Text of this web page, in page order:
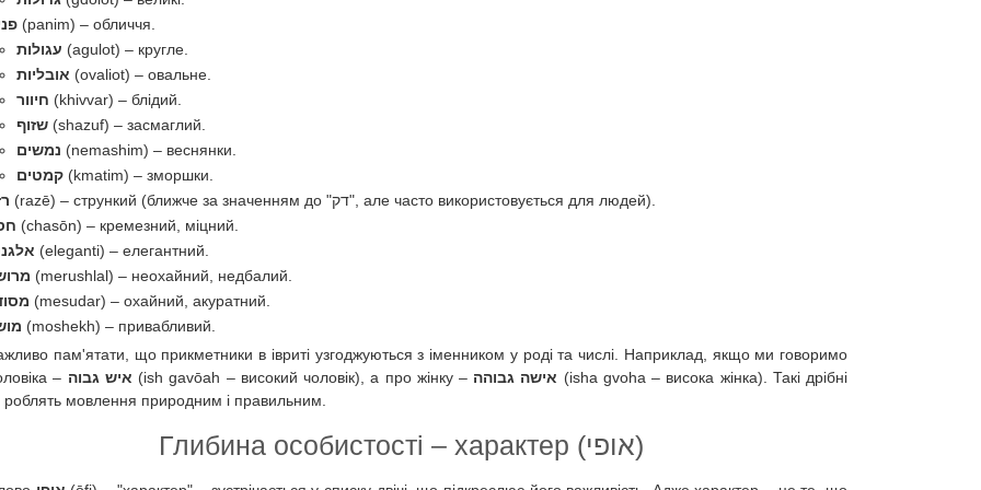
(panim) – обличчя.
עגולות (agulot) – кругле.
אובליות (ovaliot) – овальне.
חיוור (khivvar) – блідий.
שזוף (shazuf) – засмаглий.
נמשים (nemashim) – веснянки.
קמטים (kmatim) – зморшки.
(razē) – стрункий (ближче за значенням до "דק", але часто використовується для людей).
(chasōn) – кремезний, міцний.
(eleganti) – елегантний.
(merushlal) – неохайний, недбалий.
(mesudar) – охайний, акуратний.
(moshekh) – привабливий.
пам'ятати, що прикметники в івриті узгоджуються з іменником у роді та числі. Наприклад, якщо ми говоримо
– איש גבוה (ish gavōah – високий чоловік), а про жінку – אישה גבוהה (isha gvoha – висока жінка). Такі дрібні
роблять мовлення природним і правильним.
Глибина особистості – характер (אופי)